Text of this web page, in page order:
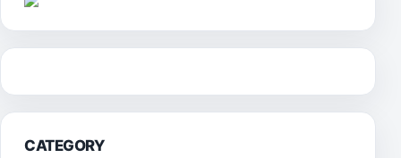
CATEGORY